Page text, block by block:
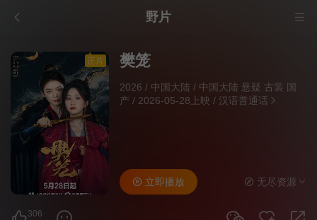
野片
正片 樊笼
2026 / 中国大陆 / 中国大陆 悬疑 古装 国
产/ 2026-05-28上映 / 汉语普通话
306
立即播放 无尽资源